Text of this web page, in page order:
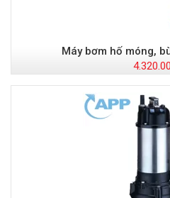
Máy bơm hố móng,